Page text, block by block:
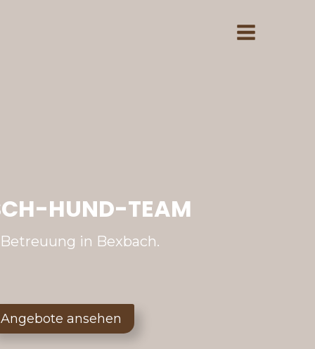
HUND-TEAM
in Bexbach.
Angebote ansehen